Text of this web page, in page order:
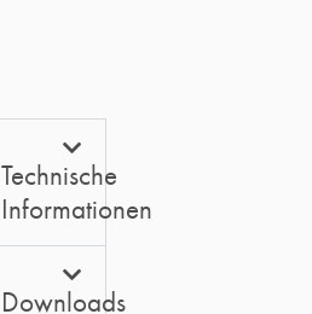
Technische
Informationen
Downloads